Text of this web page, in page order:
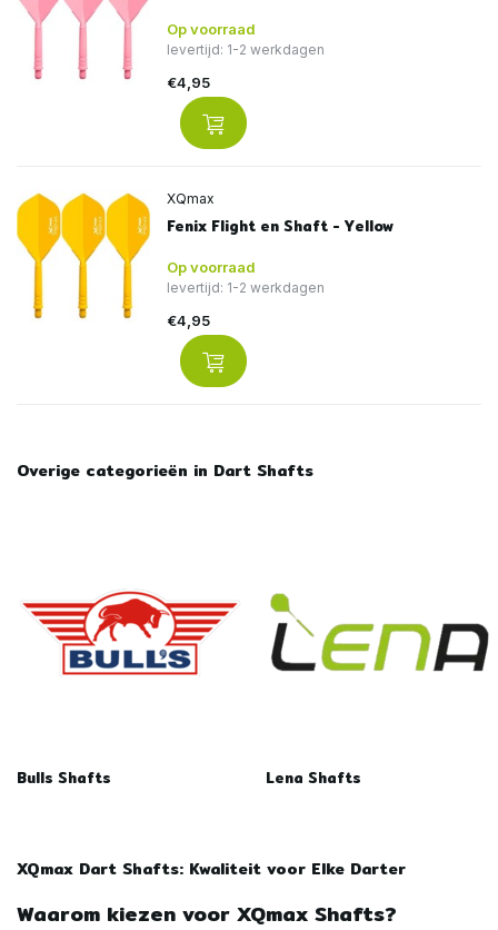
Op voorraad
levertijd: 1-2 werkdagen
€4,95
XQmax
Fenix Flight en Shaft - Yellow
Op voorraad
levertijd: 1-2 werkdagen
€4,95
Overige categorieën in Dart Shafts
Bulls Shafts Lena Shafts
XQmax Dart Shafts: Kwaliteit voor Elke Darter
Waarom kiezen voor XQmax Shafts?